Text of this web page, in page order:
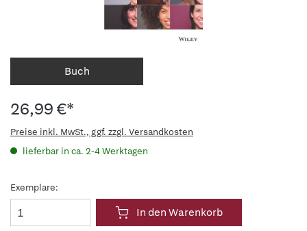
Buch
26,99 €*
Preise inkl. MwSt., ggf. zzgl. Versandkosten
lieferbar in ca. 2-4 Werktagen
Exemplare:
In den Warenkorb